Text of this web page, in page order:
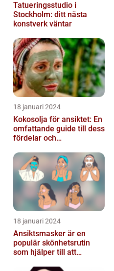
Tatueringsstudio i
Stockholm: ditt nästa
konstverk väntar
18 januari 2024
Kokosolja för ansiktet: En
omfattande guide till dess
fördelar och
18 januari 2024
Ansiktsmasker är en
populär skönhetsrutin
som hjälper till att